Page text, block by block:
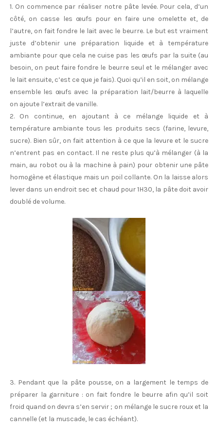
1. On commence par réaliser notre pâte levée. Pour cela, d’un
côté, on casse les œufs pour en faire une omelette et, de
l’autre, on fait fondre le lait avec le beurre. Le but est vraiment
juste d’obtenir une préparation liquide et à température
ambiante pour que cela ne cuise pas les œufs par la suite (au
besoin, on peut faire fondre le beurre seul et le mélanger avec
le lait ensuite, c’est ce que je fais). Quoi qu’il en soit, on mélange
ensemble les œufs avec la préparation lait/beurre à laquelle
on ajoute l’extrait de vanille.
2. On continue, en ajoutant à ce mélange liquide et à
température ambiante tous les produits secs (farine, levure,
sucre). Bien sûr, on fait attention à ce que la levure et le sucre
n’entrent pas en contact. Il ne reste plus qu’à mélanger (à la
main, au robot ou à la machine à pain) pour obtenir une pâte
homogène et élastique mais un poil collante. On la laisse alors
lever dans un endroit sec et chaud pour 1H30, la pâte doit avoir
doublé de volume.
3. Pendant que la pâte pousse, on a largement le temps de
préparer la garniture : on fait fondre le beurre afin qu’il soit
froid quand on devra s’en servir ; on mélange le sucre roux et la
cannelle (et la muscade, le cas échéant).